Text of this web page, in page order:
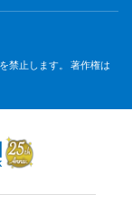
禁止します。 著作権は